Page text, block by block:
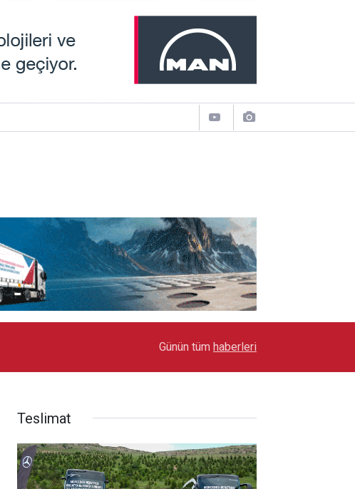
Toyota Otomotiv Sanayi Türkiye Üretime Ara
Günün tüm haberleri
Teslimat